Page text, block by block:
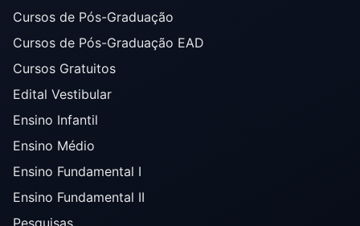
Cursos de Pós-Graduação
Cursos de Pós-Graduação EAD
Cursos Gratuitos
Edital Vestibular
Ensino Infantil
Ensino Médio
Ensino Fundamental I
Ensino Fundamental II
Pesquisas